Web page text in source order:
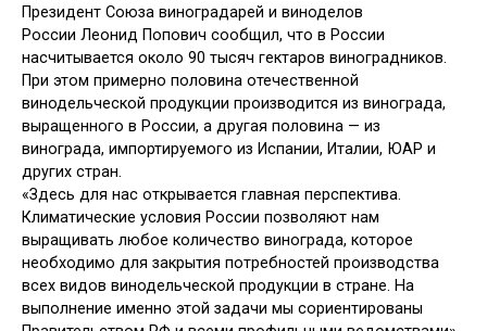
Президент Союза виноградарей и виноделов
России Леонид Попович сообщил, что в России
насчитывается около 90 тысяч гектаров виноградников.
При этом примерно половина отечественной
винодельческой продукции производится из винограда,
выращенного в России, а другая половина — из
винограда, импортируемого из Испании, Италии, ЮАР и
других стран.
«Здесь для нас открывается главная перспектива.
Климатические условия России позволяют нам
выращивать любое количество винограда, которое
необходимо для закрытия потребностей производства
всех видов винодельческой продукции в стране. На
выполнение именно этой задачи мы сориентированы